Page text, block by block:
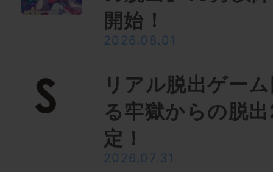
開始！
2026.08.01
リアル脱出ゲー
る牢獄からの脱
定！
2026.07.31